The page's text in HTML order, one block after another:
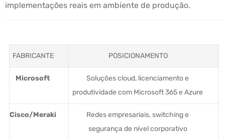
implementações reais em ambiente de produção.
FABRICANTE POSICIONAMENTO
Microsoft
Soluções cloud, licenciamento e
produtividade com Microsoft 365 e Azure
Cisco/Meraki
Redes empresariais, switching e
segurança de nível corporativo